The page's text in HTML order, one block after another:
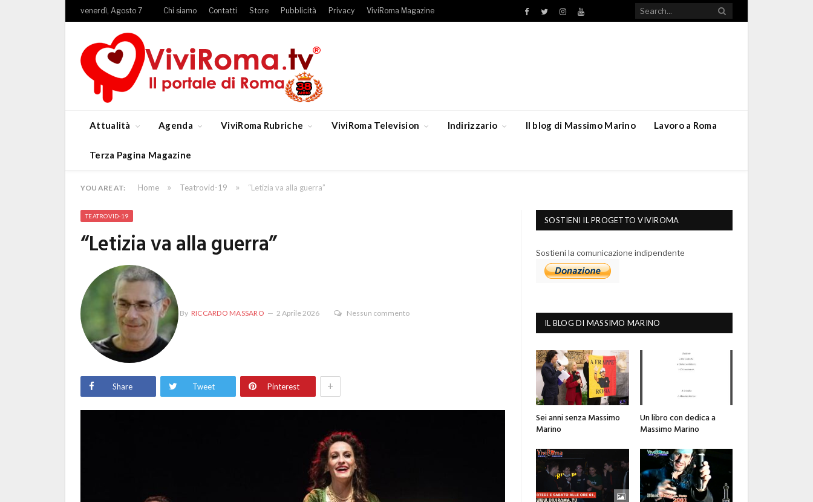
venerdì, Agosto 7 Chi siamo Contatti Store Pubblicità Privacy ViviRoma Magazine Facebook
TwitterInstagramYouTube
Attualità Agenda ViviRoma Rubriche ViviRoma Television Indirizzario Il blog di Massimo Marino Lavoro a Roma
Terza Pagina Magazine
YOU ARE AT: Home » Teatrovid-19 » “Letizia va alla guerra”
TEATROVID-19
“Letizia va alla guerra”
By RICCARDO MASSARO 2 Aprile 2026 Nessun commento
Share Tweet Pinterest +
SOSTIENI IL PROGETTO VIVIROMA
Sostieni la comunicazione indipendente
IL BLOG DI MASSIMO MARINO
Sei anni senza Massimo
Marino
Un libro con dedica a
Massimo Marino